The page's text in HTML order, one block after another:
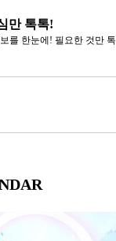
만 톡톡!
를 한눈에! 필요한 것만 톡